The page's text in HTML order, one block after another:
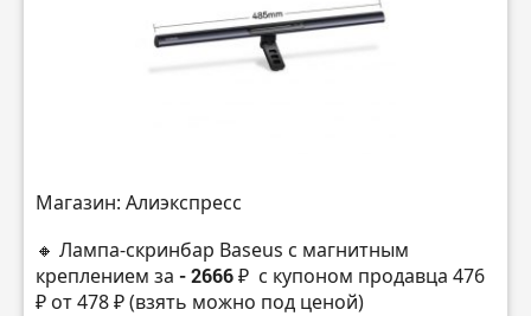
Магазин: Алиэкспресс
🔸 Лампа-скринбар Baseus с магнитным
креплением за - 2666 ₽ с купоном продавца 476
₽ от 478 ₽ (взять можно под ценой)